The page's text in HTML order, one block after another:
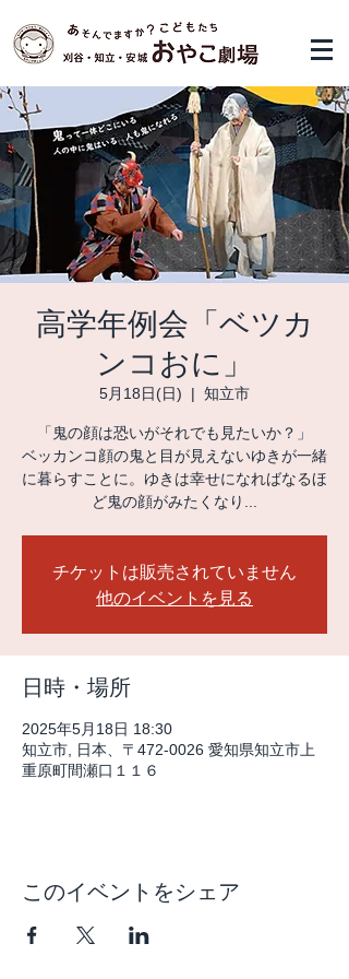
高学年例会「ベツカ
ンコおに」
5月18日(日)
  |
知立市
「鬼の顔は恐いがそれでも見たいか？」
ベッカンコ顔の鬼と目が見えないゆきが一緒
に暮らすことに。ゆきは幸せになればなるほ
ど鬼の顔がみたくなり...
チケットは販売されていません
他のイベントを見る
日時・場所
2025年5月18日 18:30
知立市, 日本、〒472-0026 愛知県知立市上
重原町間瀬口１１６
このイベントをシェア